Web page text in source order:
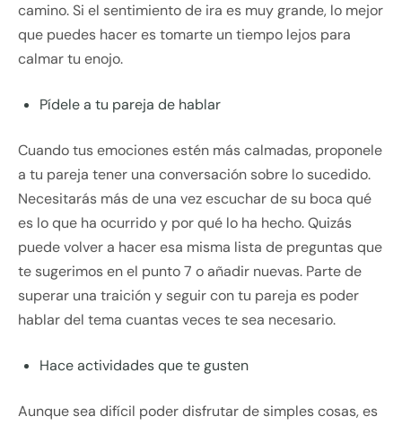
camino. Si el sentimiento de ira es muy grande, lo mejor
que puedes hacer es tomarte un tiempo lejos para
calmar tu enojo.
Pídele a tu pareja de hablar
Cuando tus emociones estén más calmadas, proponele
a tu pareja tener una conversación sobre lo sucedido.
Necesitarás más de una vez escuchar de su boca qué
es lo que ha ocurrido y por qué lo ha hecho. Quizás
puede volver a hacer esa misma lista de preguntas que
te sugerimos en el punto 7 o añadir nuevas. Parte de
superar una traición y seguir con tu pareja es poder
hablar del tema cuantas veces te sea necesario.
Hace actividades que te gusten
Aunque sea difícil poder disfrutar de simples cosas, es